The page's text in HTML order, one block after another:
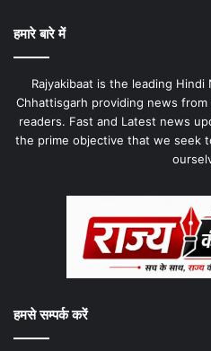
हमारे बारे में
Rajyakibaat is the leading
Chhattisgarh providing news
readers. Fast and Latest news
the prime objective that we seek
हमसे सम्पर्क करें